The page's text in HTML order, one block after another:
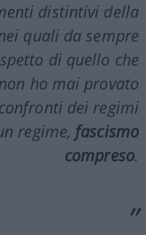
distintivi della
quali da sempre
di quello che
ho mai provato
dei regimi
regime, fascismo
compreso.